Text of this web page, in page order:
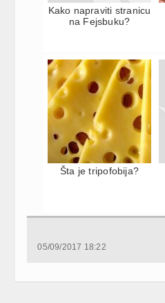
Kako napraviti stranicu
na Fejsbuku?
Šta je tripofobija?
05/09/2017 18:22